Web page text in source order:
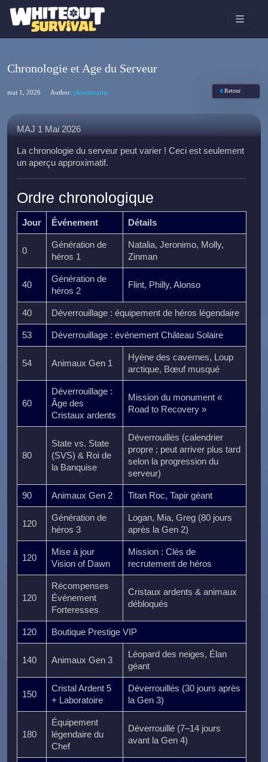
Chronologie et Age du Serveur
mai 1, 2026 Author: phoenixartie Retour
MAJ 1 Mai 2026
La chronologie du serveur peut varier ! Ceci est seulement
un aperçu approximatif.
Ordre chronologique
Jour Événement Détails
0
Génération de
héros 1
Natalia, Jeronimo, Molly,
Zinman
40
Génération de
héros 2
Flint, Philly, Alonso
40 Déverrouillage : équipement de héros légendaire
53 Déverrouillage : événement Château Solaire
54 Animaux Gen 1
Hyène des cavernes, Loup
arctique, Bœuf musqué
60
Déverrouillage :
Âge des
Cristaux ardents
Mission du monument «
Road to Recovery »
80
State vs. State
(SVS) & Roi de
la Banquise
Déverrouillés (calendrier
propre ; peut arriver plus tard
selon la progression du
serveur)
90 Animaux Gen 2 Titan Roc, Tapir géant
120
Génération de
héros 3
Logan, Mia, Greg (80 jours
après la Gen 2)
120
Mise à jour
Vision of Dawn
Mission : Clés de
recrutement de héros
120
Récompenses
Événement
Forteresses
Cristaux ardents & animaux
débloqués
120 Boutique Prestige VIP
140 Animaux Gen 3
Léopard des neiges, Élan
géant
150
Cristal Ardent 5
+ Laboratoire
Déverrouillés (30 jours après
la Gen 3)
180
Équipement
légendaire du
Chef
Déverrouillé (7–14 jours
avant la Gen 4)